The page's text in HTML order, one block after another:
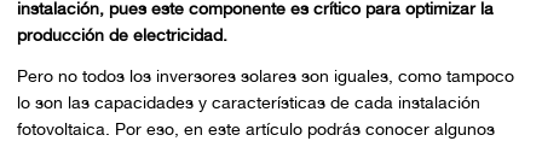
instalación, pues este componente es crítico para optimizar la
producción de electricidad.
Pero no todos los inversores solares son iguales, como tampoco
lo son las capacidades y características de cada instalación
fotovoltaica. Por eso, en este artículo podrás conocer algunos